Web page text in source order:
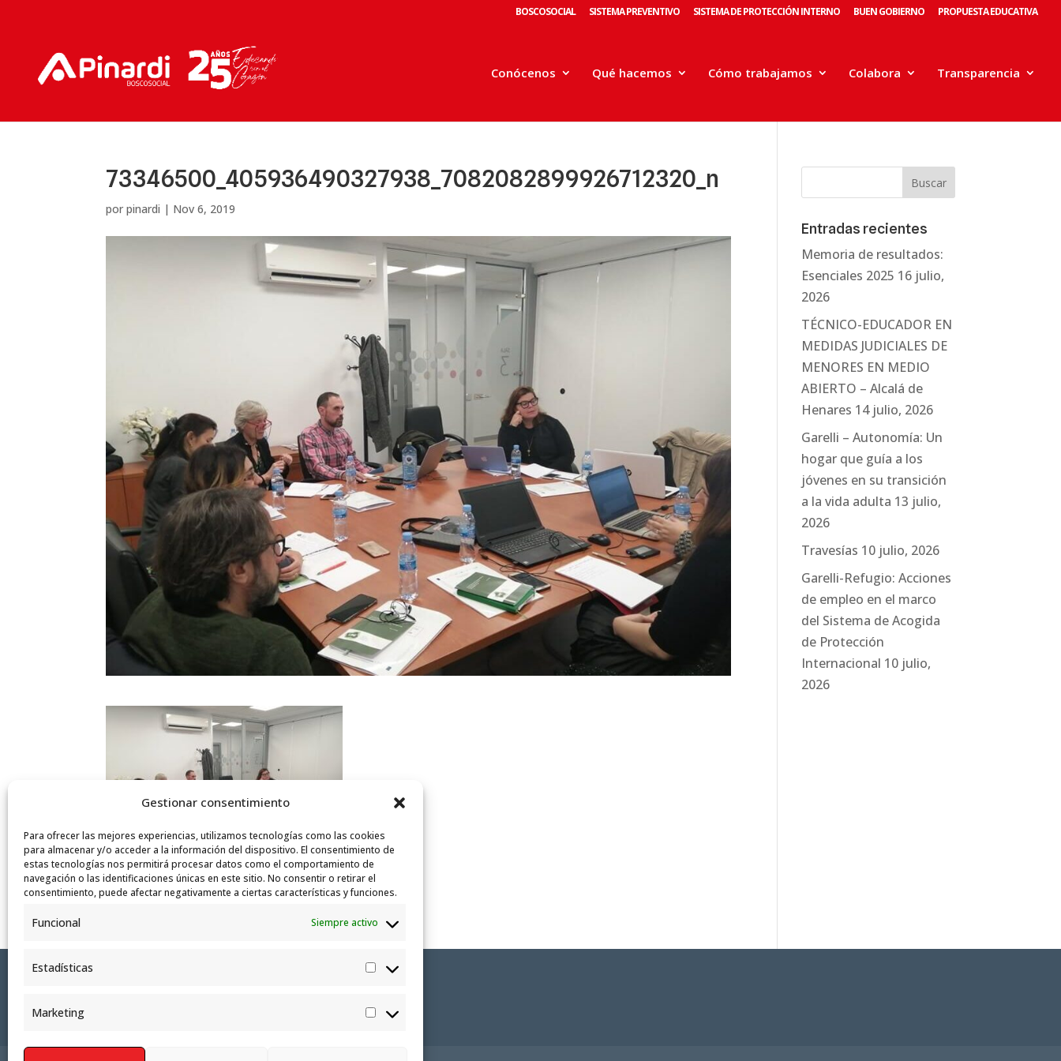
Gestionar consentimiento
Para ofrecer las mejores experiencias, utilizamos tecnologías como las cookies
para almacenar y/o acceder a la información del dispositivo. El consentimiento de
estas tecnologías nos permitirá procesar datos como el comportamiento de
navegación o las identificaciones únicas en este sitio. No consentir o retirar el
consentimiento, puede afectar negativamente a ciertas características y funciones.
Funcional Siempre activo
Estadísticas
Estadísticas
Marketing
Marketing
BOSCOSOCIAL SISTEMA PREVENTIVO SISTEMA DE PROTECCIÓN INTERNO BUEN GOBIERNO PROPUESTA EDUCATIVA
Conócenos Qué hacemos Cómo trabajamos Colabora Transparencia
73346500_405936490327938_7082082899926712320_n
porpinardi | Nov 6, 2019
Entradas recientes
Memoria de resultados:
Esenciales 2025 16 julio,
2026
TÉCNICO-EDUCADOR EN
MEDIDAS JUDICIALES DE
MENORES EN MEDIO
ABIERTO – Alcalá de
Henares 14 julio, 2026
Garelli – Autonomía: Un
hogar que guía a los
jóvenes en su transición
a la vida adulta 13 julio,
2026
Travesías 10 julio, 2026
Garelli-Refugio: Acciones
de empleo en el marco
del Sistema de Acogida
de Protección
Internacional 10 julio,
2026